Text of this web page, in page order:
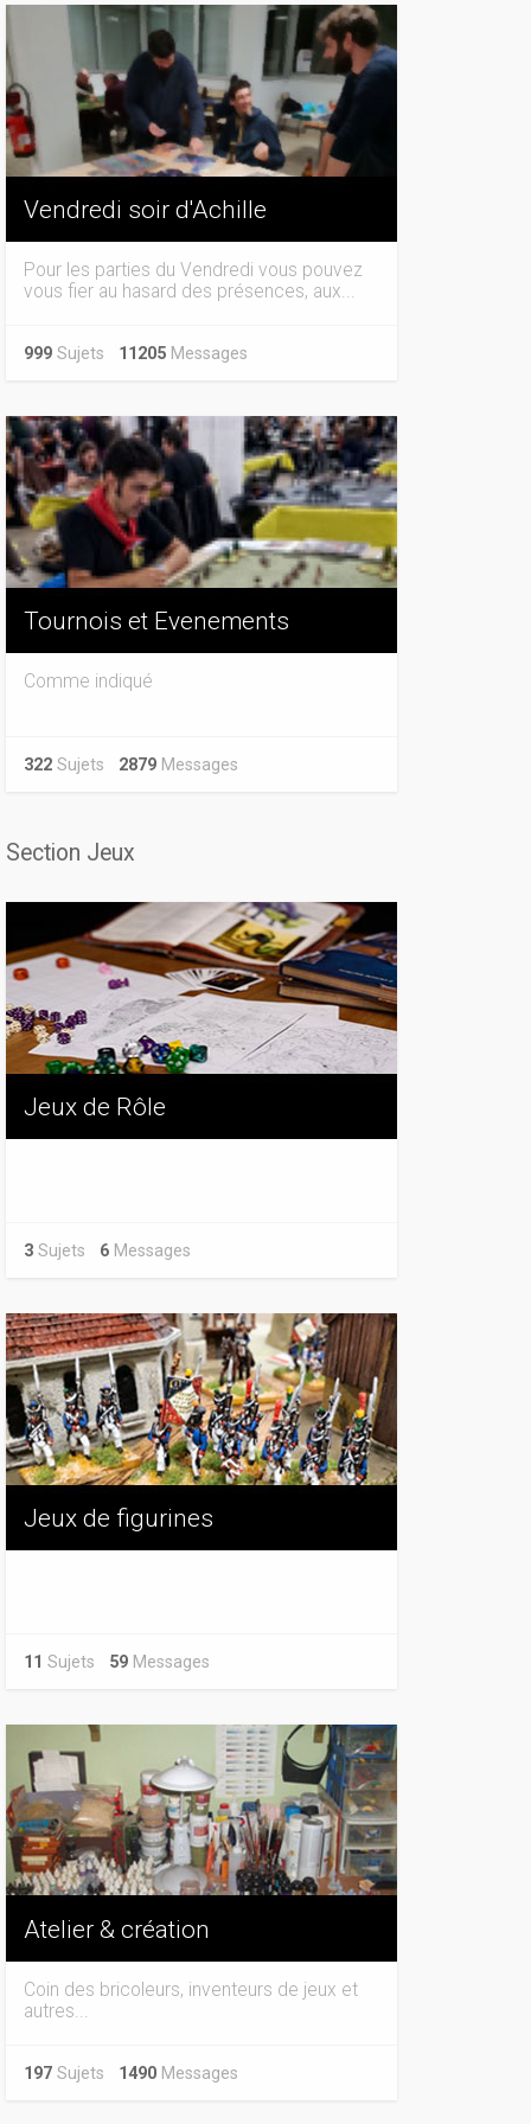
Vendredi soir d'Achille
Pour les parties du Vendredi vous pouvez
vous fier au hasard des présences, aux...
999 Sujets 11205 Messages
Tournois et Evenements
Comme indiqué
322 Sujets 2879 Messages
Section Jeux
Jeux de Rôle
3 Sujets 6 Messages
Jeux de figurines
11 Sujets 59 Messages
Atelier & création
Coin des bricoleurs, inventeurs de jeux et
autres...
197 Sujets 1490 Messages